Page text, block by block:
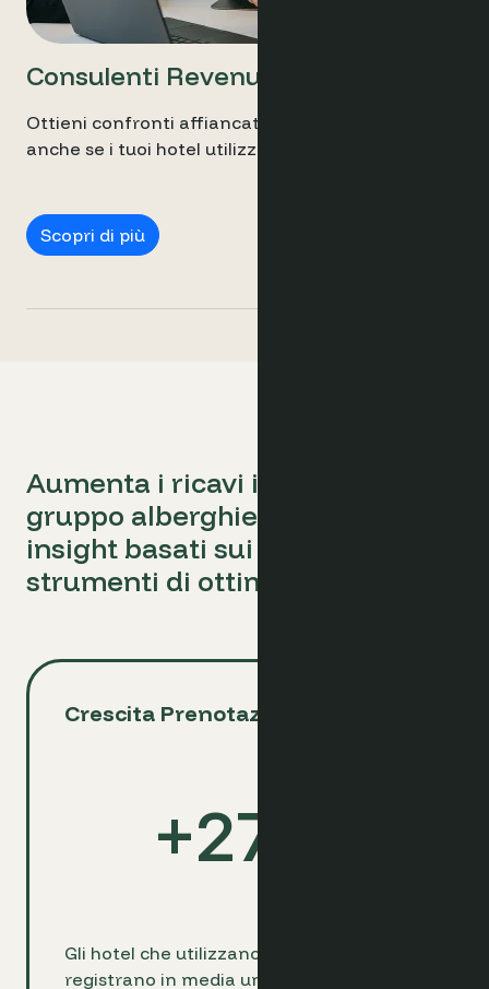
Consulenti Revenue
Ottieni confronti affiancati per l'intero portfolio,
anche se i tuoi hotel utilizzano sistemi diversi.
Scopri di più Consulenti Revenue
Aumenta i ricavi in tutto il tuo
gruppo alberghiero con
insight basati sui dati e
strumenti di ottimizzazione
Crescita Prenotazioni Dirette
+27
Gli hotel che utilizzano Optimand
registrano in media un +27% delle